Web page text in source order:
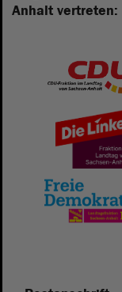
Anhalt vertreten: